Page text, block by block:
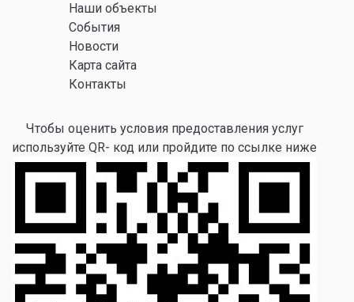
Наши объекты
События
Новости
Карта сайта
Контакты
Чтобы оценить условия предоставления услуг
используйте QR- код или пройдите по ссылке ниже